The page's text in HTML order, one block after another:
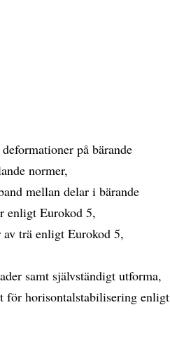
på bärande
normer,
mellan delar i bärande
enligt Eurokod 5,
trä enligt Eurokod 5,
samt självständigt utforma,
för horisontalstabilisering enligt